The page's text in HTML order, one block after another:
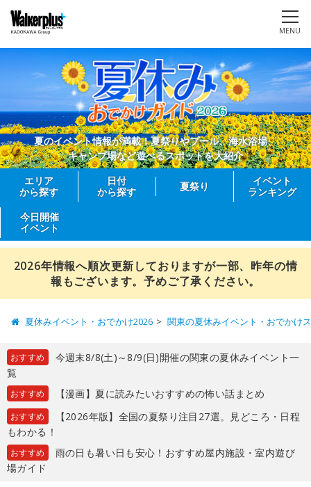
MENU
夏のイベント情報が満載！夏祭りやプール、海水浴場、
キャンプ場など遊べるスポットを大紹介
エリア
から探す
日付
から探す
夏祭り
イベント
ランキング
今日開催
イベント
2026年情報へ順次更新しておりますが一部、昨年の情
報もございます。予めご了承ください。
夏休みイベント・おでかけ2026 関東の夏休みイベント・おでかけ
おすすめ
今週末8/8(土)～8/9(日)開催の関東の夏休みイベント一
覧
おすすめ 【漫画】夏に読みたいおすすめの怖い話まとめ
おすすめ
【2026年版】全国の夏祭り注目27選。見どころ・日程
もわかる！
おすすめ
雨の日も暑い日も安心！おすすめ屋内施設・室内遊び
場ガイド